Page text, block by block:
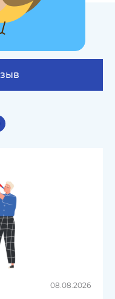
для
08.08.2026